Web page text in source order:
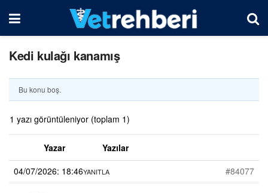
Kedi kulağı kanamış
Bu konu boş.
1 yazı görüntüleniyor (toplam 1)
Yazar
Yazılar
04/07/2026: 18:46
#84077
YANITLA